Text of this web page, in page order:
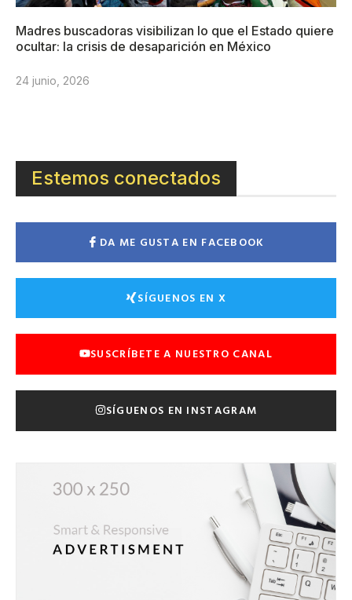
Madres buscadoras visibilizan lo que el Estado quiere
ocultar: la crisis de desaparición en México
24 junio, 2026
Estemos conectados
DA ME GUSTA EN FACEBOOK
SÍGUENOS EN X
SUSCRÍBETE A NUESTRO CANAL
SÍGUENOS EN INSTAGRAM